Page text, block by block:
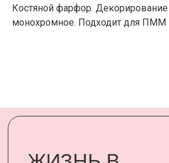
Костяной фарфор. Декорирование
монохромное. Подходит для ПММ
ПОДАРИТЬ